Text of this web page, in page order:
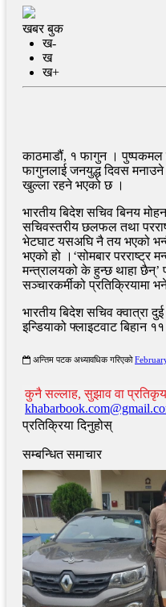
खबर बुक
ख-
ख
ख+
काठमाडौं, १ फागुन ।
फागुनलाई जनयुद्ध दिवस मनाउने
खुल्ला रहने भएको छ ।
भारतीय बिदेश सचिव बिनय
सचिवस्तरीय छलफल तथा
भेटघाट यसअघि नै तय भएको
भएको हो ।‘सोमबार परराष्ट्र
मन्त्रालयको के हुन्छ थाहा छैन्’
सञ्चारकर्मीको प्रतिक्रियामा
भारतीय बिदेश सचिव क्वात्रा
इन्डियाको फ्लाइटवाट बिहान
अन्तिम पटक अध्यावधिक गरिएको
कुनै सल्लाह, सुझाव वा
प्रतिक्रिया दिनुहोस्
सम्बन्धित समाचार